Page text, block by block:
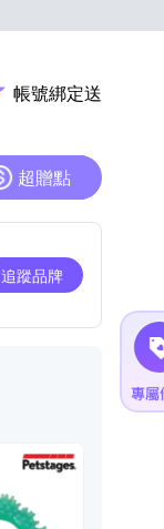
帳號綁定送
超贈點
追蹤品牌